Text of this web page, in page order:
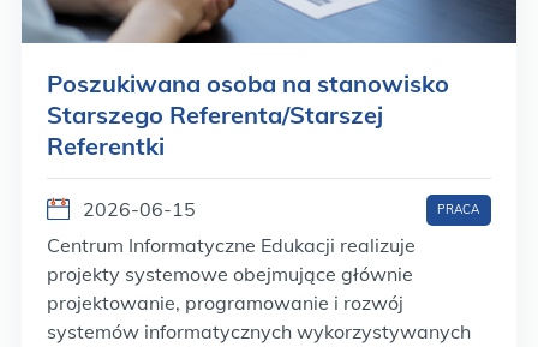
Poszukiwana osoba na stanowisko
Starszego Referenta/Starszej
Referentki
2026-06-15 PRACA
Centrum Informatyczne Edukacji realizuje
projekty systemowe obejmujące głównie
projektowanie, programowanie i rozwój
systemów informatycznych wykorzystywanych